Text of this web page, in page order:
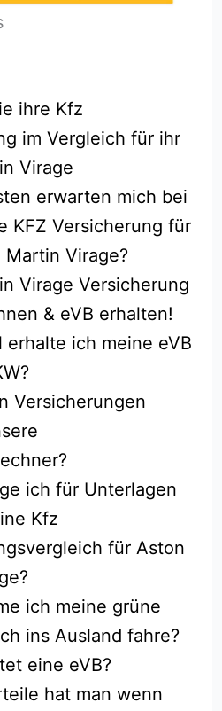
ihre Kfz
im Vergleich für ihr
Virage
erwarten mich bei
KFZ Versicherung für
Martin Virage?
Virage Versicherung
& eVB erhalten!
erhalte ich meine eVB
Versicherungen
ich für Unterlagen
Kfz
für Aston
ich meine grüne
ins Ausland fahre?
eine eVB?
hat man wenn